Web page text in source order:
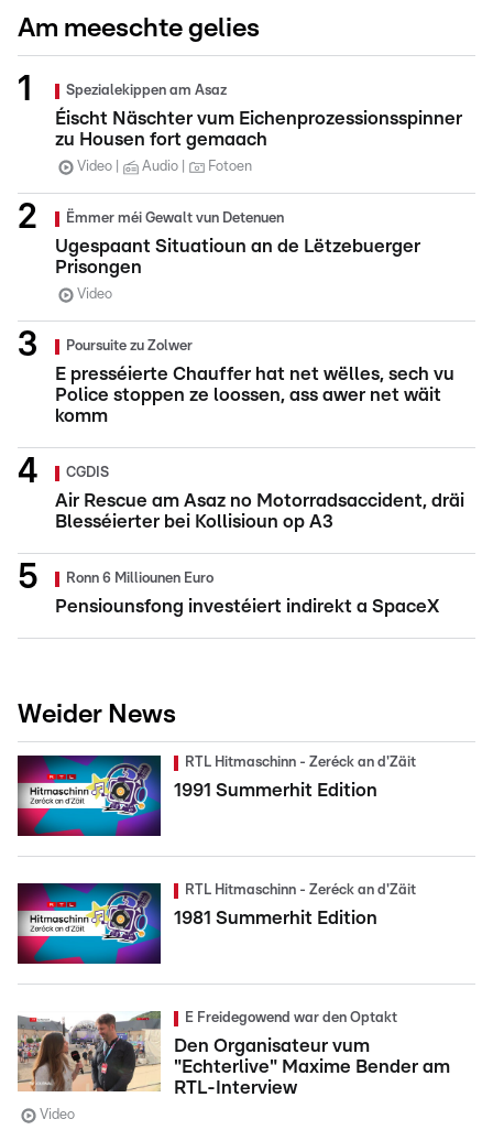
Am meeschte gelies
Spezialekippen am Asaz
Éischt Näschter vum Eichenprozessionsspinner
zu Housen fort gemaach
Video Audio Fotoen
Ëmmer méi Gewalt vun Detenuen
Ugespaant Situatioun an de Lëtzebuerger
Prisongen
Video
Poursuite zu Zolwer
E presséierte Chauffer hat net wëlles, sech vu
Police stoppen ze loossen, ass awer net wäit
komm
CGDIS
Air Rescue am Asaz no Motorradsaccident, dräi
Blesséierter bei Kollisioun op A3
Ronn 6 Milliounen Euro
Pensiounsfong investéiert indirekt a SpaceX
Weider News
RTL Hitmaschinn - Zeréck an d'Zäit
1991 Summerhit Edition
RTL Hitmaschinn - Zeréck an d'Zäit
1981 Summerhit Edition
E Freidegowend war den Optakt
Den Organisateur vum
"Echterlive" Maxime Bender am
RTL-Interview
Video